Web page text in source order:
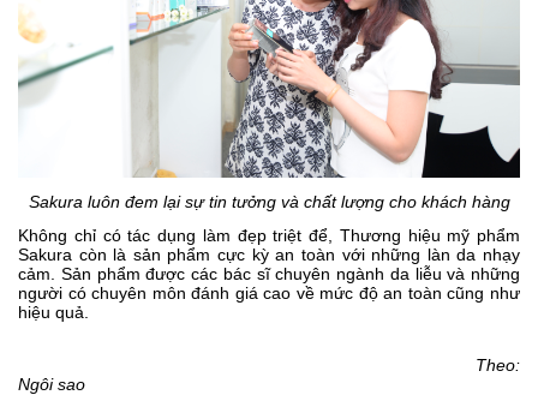
Sakura luôn đem lại sự tin tưởng và chất lượng cho khách hàng
Không chỉ có tác dụng làm đẹp triệt để, Thương hiệu mỹ phẩm
Sakura còn là sản phẩm cực kỳ an toàn với những làn da nhạy
cảm. Sản phẩm được các bác sĩ chuyên ngành da liễu và những
người có chuyên môn đánh giá cao về mức độ an toàn cũng như
hiệu quả.
Theo:
Ngôi sao